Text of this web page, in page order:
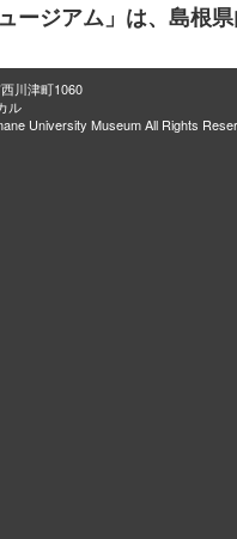
ージアム」は、島根
川津町1060
ル
University Museum All Rights